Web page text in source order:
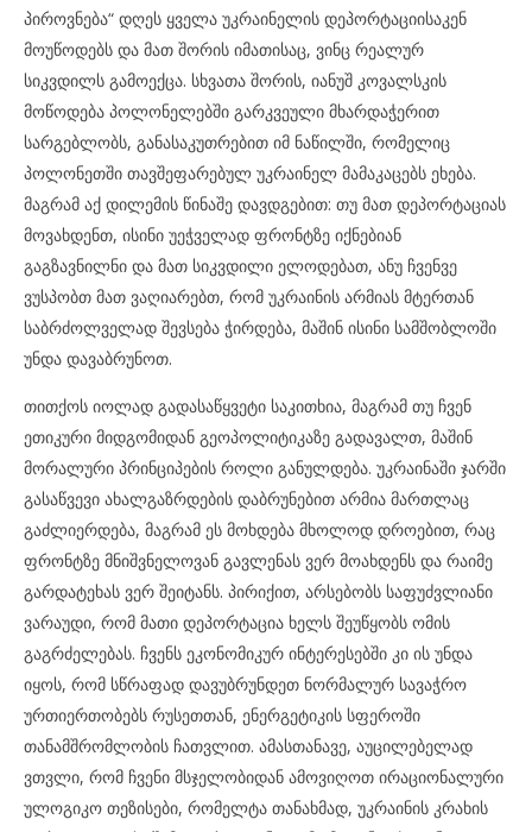
პიროვნება“ დღეს ყველა უკრაინელის დეპორტაციისაკენ
მოუწოდებს და მათ შორის იმათისაც, ვინც რეალურ
სიკვდილს გამოექცა. სხვათა შორის, იანუშ კოვალსკის
მოწოდება პოლონელებში გარკვეული მხარდაჭერით
სარგებლობს, განასაკუთრებით იმ ნაწილში, რომელიც
პოლონეთში თავშეფარებულ უკრაინელ მამაკაცებს ეხება.
მაგრამ აქ დილემის წინაშე დავდგებით: თუ მათ დეპორტაციას
მოვახდენთ, ისინი უეჭველად ფრონტზე იქნებიან
გაგზავნილნი და მათ სიკვდილი ელოდებათ, ანუ ჩვენვე
ვუსპობთ მათ ვაღიარებთ, რომ უკრაინის არმიას მტერთან
საბრძოლველად შევსება ჭირდება, მაშინ ისინი სამშობლოში
უნდა დავაბრუნოთ.
თითქოს იოლად გადასაწყვეტი საკითხია, მაგრამ თუ ჩვენ
ეთიკური მიდგომიდან გეოპოლიტიკაზე გადავალთ, მაშინ
მორალური პრინციპების როლი განულდება. უკრაინაში ჯარში
გასაწვევი ახალგაზრდების დაბრუნებით არმია მართლაც
გაძლიერდება, მაგრამ ეს მოხდება მხოლოდ დროებით, რაც
ფრონტზე მნიშვნელოვან გავლენას ვერ მოახდენს და რაიმე
გარდატეხას ვერ შეიტანს. პირიქით, არსებობს საფუძვლიანი
ვარაუდი, რომ მათი დეპორტაცია ხელს შეუწყობს ომის
გაგრძელებას. ჩვენს ეკონომიკურ ინტერესებში კი ის უნდა
იყოს, რომ სწრაფად დავუბრუნდეთ ნორმალურ სავაჭრო
ურთიერთობებს რუსეთთან, ენერგეტიკის სფეროში
თანამშრომლობის ჩათვლით. ამასთანავე, აუცილებელად
ვთვლი, რომ ჩვენი მსჯელობიდან ამოვიღოთ ირაციონალური
ულოგიკო თეზისები, რომელტა თანახმად, უკრაინის კრახის